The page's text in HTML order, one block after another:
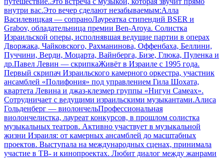
внутри вас.Это вечер сделают незабываемым:Алла
Василевицкая — сопраноЛауреатка стипендий BSER и
Grabov, обладательница премии Ben-Aroya. Солистка
Израильской оперы, исполнявшая ведущие партии в операх
Дворжака, Чайковского, Рахманинова, Оффенбаха, Беллини,
Пуччини, Верди, Моцарта, Вайнберга, Бизе, Глюка, Пуленка и
др.Павел Левин — скрипкаЖивёт в Израиле с 1995 года.
Первый скрипач Израильского камерного оркестра, участник
ансамблей «Полифония» под управлением Гила Шохата,
квартета Левина и джаз-клезмер группы «Нигун Самеах».
Сотрудничает с ведущими израильскими музыкантами.Алиса
Гольденберг — виолончельПрофессиональная
виолончелистка, лауреат конкурсов, в прошлом солистка
музыкальных театров. Активно участвует в музыкальной
жизни Израиля: от камерных ансамблей до масштабных
проектов. Выступала на международных сценах, принимала
участие в ТВ- и кинопроектах. Любит диалог между жанрами